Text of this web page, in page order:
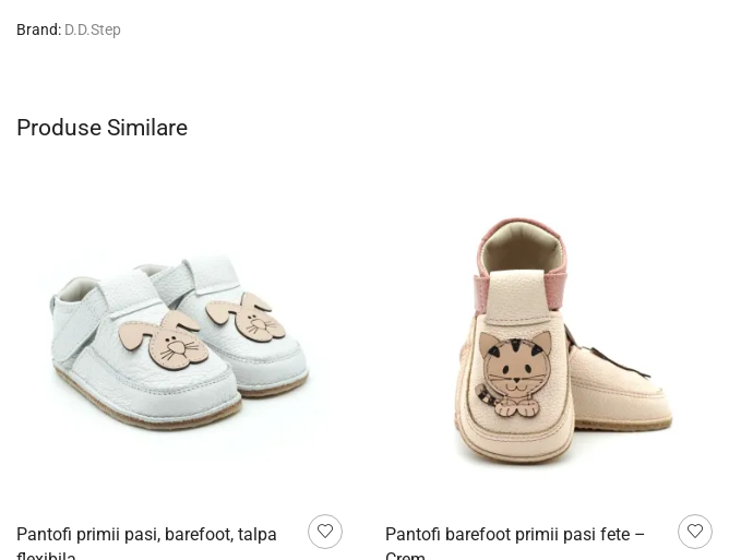
Brand: D.D.Step
Produse Similare
Pantofi primii pasi, barefoot, talpa
Pantofi barefoot primii pasi fete –